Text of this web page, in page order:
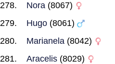
Nora (8067)
Hugo (8061)
Marianela (8042)
Aracelis (8029)